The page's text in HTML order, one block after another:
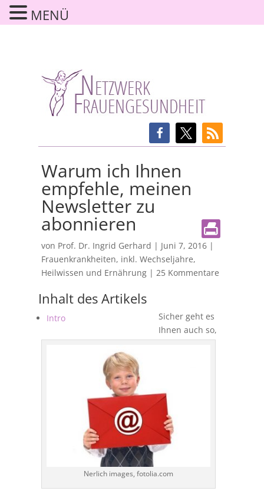
Warum ich Ihnen
empfehle, meinen
Newsletter zu
abonnieren
von Prof. Dr. Ingrid Gerhard | Juni 7, 2016|
Frauenkrankheiten, inkl. Wechseljahre,
Heilwissen und Ernährung| 25 Kommentare
Inhalt des Artikels
Intro
Nerlich images, fotolia.com
Sicher geht es
Ihnen auch so,
MENÜ